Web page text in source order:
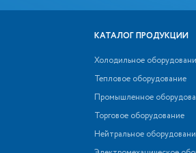
КАТАЛОГ ПРОДУКЦИИ
Холодильное
Тепловое оборудование
Промышленное
Торговое оборудование
Нейтральное